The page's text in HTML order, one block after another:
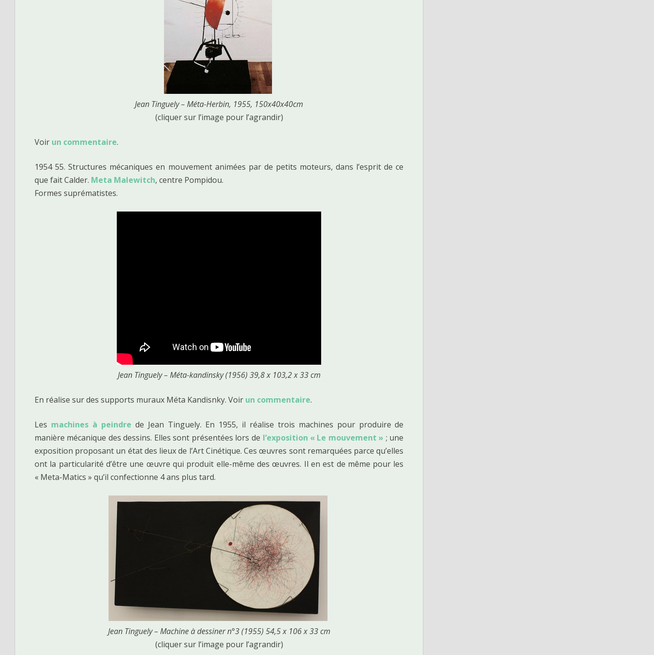
Jean Tinguely – Méta-Herbin, 1955, 150x40x40cm
(cliquer sur l’image pour l’agrandir)
Voir un commentaire.
1954 55. Structures mécaniques en mouvement animées par de petits moteurs, dans l’esprit de ce
que fait Calder. Meta Malewitch, centre Pompidou.
Formes suprématistes.
Jean Tinguely – Méta-kandinsky (1956) 39,8 x 103,2 x 33 cm
En réalise sur des supports muraux Méta Kandisnky. Voir un commentaire.
Les machines à peindre de Jean Tinguely. En 1955, il réalise trois machines pour produire de
manière mécanique des dessins. Elles sont présentées lors de l’exposition « Le mouvement » ; une
exposition proposant un état des lieux de l’Art Cinétique. Ces œuvres sont remarquées parce qu’elles
ont la particularité d’être une œuvre qui produit elle-même des œuvres. Il en est de même pour les
« Meta-Matics » qu’il confectionne 4 ans plus tard.
Jean Tinguely – Machine à dessiner n°3 (1955) 54,5 x 106 x 33 cm
(cliquer sur l’image pour l’agrandir)